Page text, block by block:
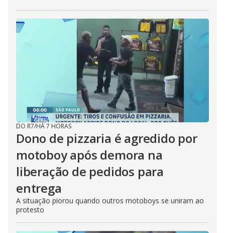
DO R7/HÁ 7 HORAS
Dono de pizzaria é agredido por
motoboy após demora na
liberação de pedidos para
entrega
A situação piorou quando outros motoboys se uniram ao
protesto